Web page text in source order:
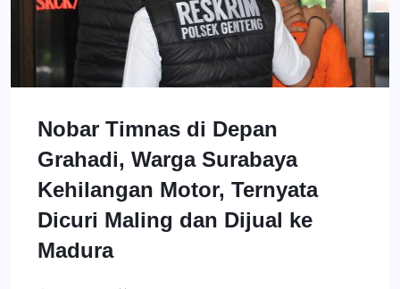
Nobar Timnas di Depan
Grahadi, Warga Surabaya
Kehilangan Motor, Ternyata
Dicuri Maling dan Dijual ke
Madura